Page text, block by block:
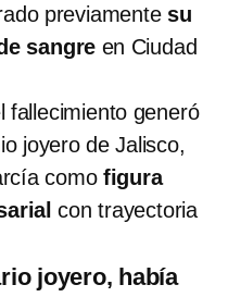
previamente su
sangre en Ciudad
fallecimiento generó
joyero de Jalisco,
como figura
con trayectoria
joyero, había